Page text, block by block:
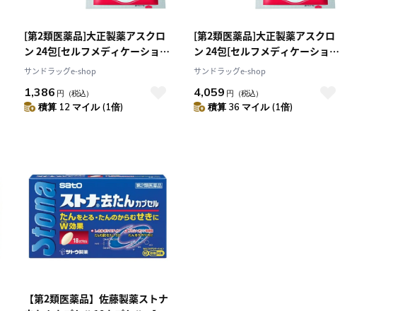
[第2類医薬品]大正製薬アスクロ
ン 24包[セルフメディケーション
税制対象]
サンドラッグe-shop
1,386 円 （税込）
積算 12 マイル (1倍)
[第2類医薬品]大正製薬アスクロ
ン 24包[セルフメディケーション
税制対象] [3個セット]
サンドラッグe-shop
4,059 円 （税込）
積算 36 マイル (1倍)
【第2類医薬品】佐藤製薬ストナ